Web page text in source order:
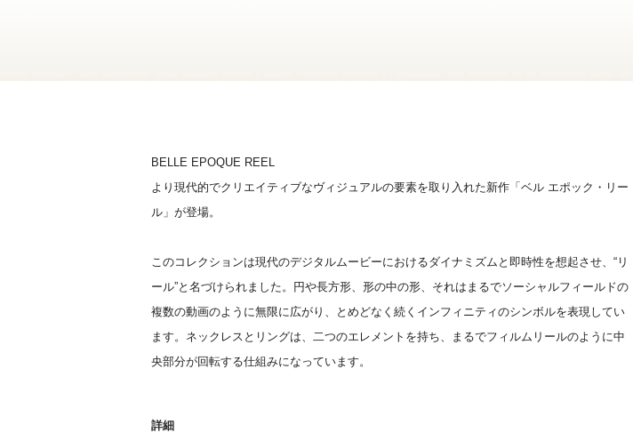
BELLE EPOQUE REEL
より現代的でクリエイティブなヴィジュアルの要素を取り入れた新作「ベル エポック・リー
ル」が登場。
このコレクションは現代のデジタルムービーにおけるダイナミズムと即時性を想起させ、“リ
ール”と名づけられました。円や長方形、形の中の形、それはまるでソーシャルフィールドの
複数の動画のように無限に広がり、とめどなく続くインフィニティのシンボルを表現してい
ます。ネックレスとリングは、二つのエレメントを持ち、まるでフィルムリールのように中
央部分が回転する仕組みになっています。
詳細